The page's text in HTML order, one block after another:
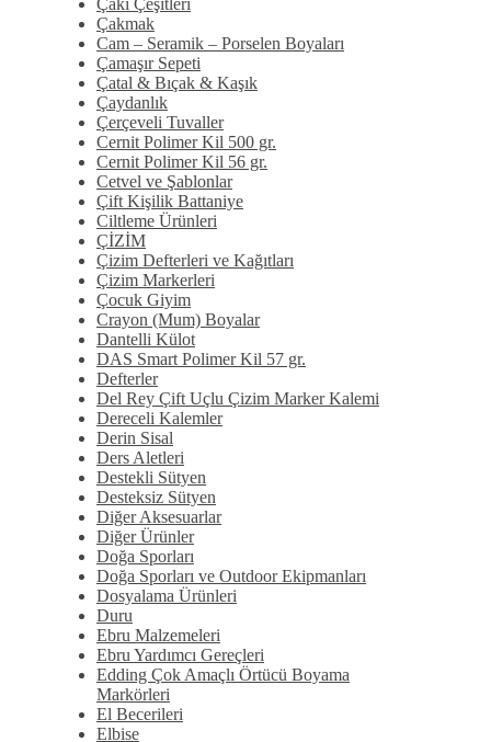
Çakmak
Cam – Seramik – Porselen Boyaları
Çamaşır Sepeti
Çatal & Bıçak & Kaşık
Çaydanlık
Çerçeveli Tuvaller
Cernit Polimer Kil 500 gr.
Cernit Polimer Kil 56 gr.
Cetvel ve Şablonlar
Çift Kişilik Battaniye
Ciltleme Ürünleri
ÇİZİM
Çizim Defterleri ve Kağıtları
Çizim Markerleri
Çocuk Giyim
Crayon (Mum) Boyalar
Dantelli Külot
DAS Smart Polimer Kil 57 gr.
Defterler
Del Rey Çift Uçlu Çizim Marker Kalemi
Dereceli Kalemler
Derin Sisal
Ders Aletleri
Destekli Sütyen
Desteksiz Sütyen
Diğer Aksesuarlar
Diğer Ürünler
Doğa Sporları
Doğa Sporları ve Outdoor Ekipmanları
Dosyalama Ürünleri
Duru
Ebru Malzemeleri
Ebru Yardımcı Gereçleri
Edding Çok Amaçlı Örtücü Boyama
Markörleri
El Becerileri
Elbise